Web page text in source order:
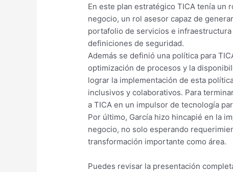
En este plan estratégico TICA tenía un
negocio, un rol asesor capaz de
portafolio de servicios e
definiciones de seguridad.
Además se definió una política para
optimización de procesos y la
lograr la implementación de esta
inclusivos y colaborativos. Para
a TICA en un impulsor de tecnología
Por último, García hizo hincapié en la
negocio, no solo esperando
transformación importante como área.
Puedes revisar la presentación